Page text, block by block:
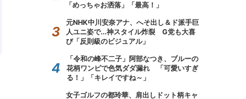
「めっちゃお洒落」「最高！」
元NHK中川安奈アナ、へそ出し＆ド派手巨
人ユニ姿で...神スタイル炸裂 G党も大喜
び「反則級のビジュアル」
「令和の峰不二子」阿部なつき、ブルーの
花柄ワンピで色気ダダ漏れ 「可愛いすぎ
る！」「キレイですね～」
女子ゴルフの都玲華、肩出しドット柄キャ